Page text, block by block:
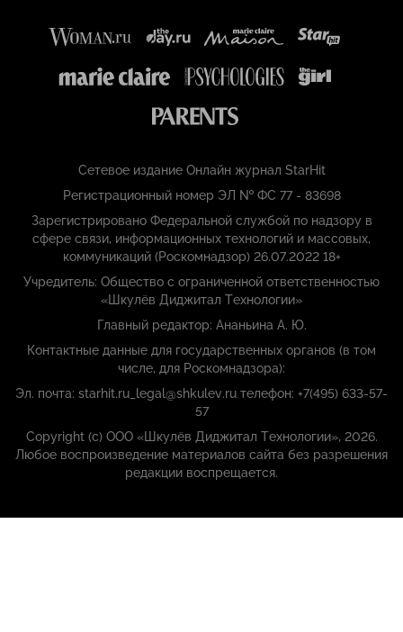
Сетевое издание Онлайн журнал StarHit
Регистрационный номер ЭЛ № ФС 77 - 83698
Зарегистрировано Федеральной службой по надзору в
сфере связи, информационных технологий и массовых,
коммуникаций (Роскомнадзор) 26.07.2022 18+
Учредитель: Общество с ограниченной ответственностью
«Шкулёв Диджитал Технологии»
Главный редактор: Ананьина А. Ю.
Контактные данные для государственных органов (в том
числе, для Роскомнадзора):
Эл. почта: starhit.ru_legal@shkulev.ru телефон: +7(495) 633-57-
57
Copyright (с) ООО «Шкулёв Диджитал Технологии», 2026.
Любое воспроизведение материалов сайта без разрешения
редакции воспрещается.